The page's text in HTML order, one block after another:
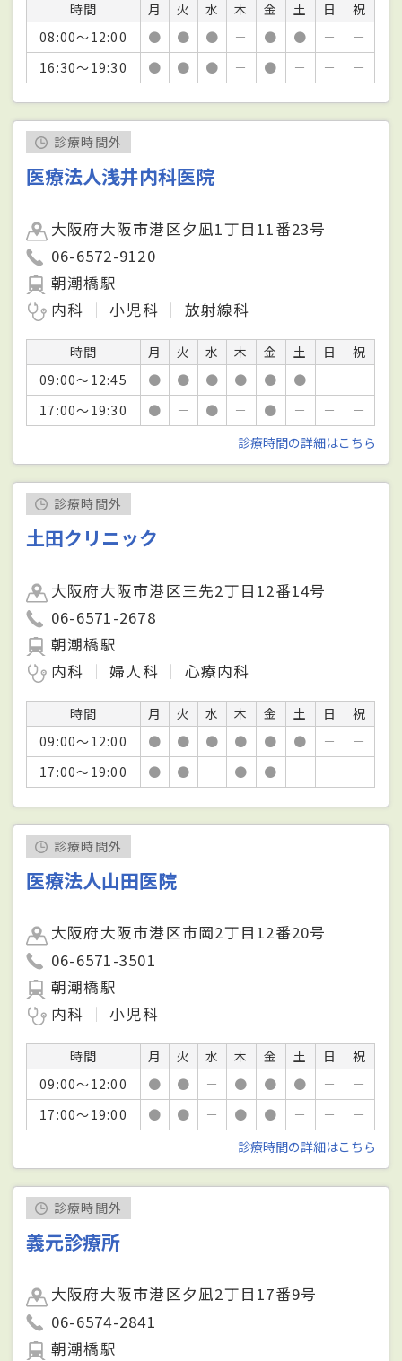
時間 月 火 水 木 金 土 日
祝
08:00～12:00
● ● ● － ● ● －
－
16:30～19:30
● ● ● － ● － － －
診療時間外
医療法人浅井内科医院
大阪府大阪市港区夕凪1丁目11番23号
06-6572-9120
朝潮橋駅
内科
小児科 放射線科
時間 月 火 水 木 金 土 日
祝
09:00～12:45
● ● ● ● ● ● －
－
17:00～19:30
● － ● － ● － －
－
診療時間の詳細はこちら
診療時間外
土田クリニック
大阪府大阪市港区三先2丁目12番14号
06-6571-2678
朝潮橋駅
内科
婦人科 心療内科
時間 月 火 水 木 金 土 日
祝
09:00～12:00
● ● ● ● ● ● －
－
17:00～19:00
● ● － ● ● － － －
診療時間外
医療法人山田医院
大阪府大阪市港区市岡2丁目12番20号
06-6571-3501
朝潮橋駅
内科
小児科
時間 月 火 水 木 金 土 日
祝
09:00～12:00
● ● － ● ● ● －
－
17:00～19:00
● ● － ● ● － －
－
診療時間の詳細はこちら
診療時間外
義元診療所
大阪府大阪市港区夕凪2丁目17番9号
06-6574-2841
朝潮橋駅